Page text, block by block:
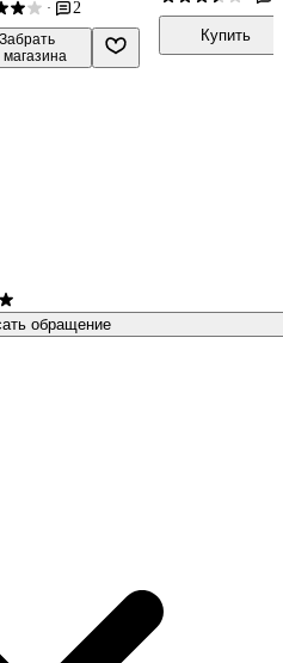
· 2
Забрать
магазина
Купить
обращение